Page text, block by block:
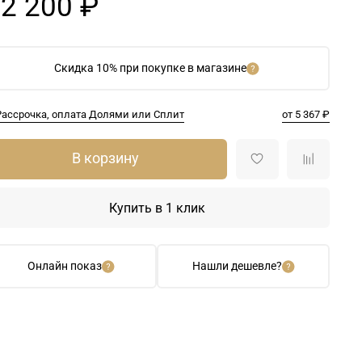
Скидка 10% при покупке в магазине
оплата Долями или Сплит от 5 367 ₽
200 ₽
Онлайн показ Нашли дешевле?
В корзину
Купить в 1 клик